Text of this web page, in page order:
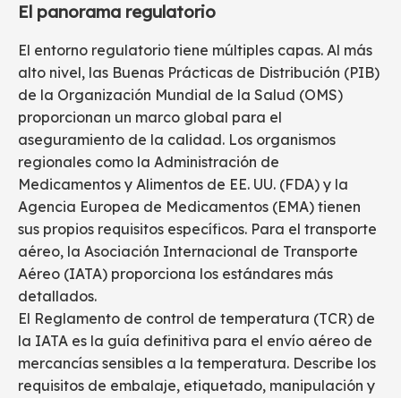
El panorama regulatorio
El entorno regulatorio tiene múltiples capas. Al más
alto nivel, las Buenas Prácticas de Distribución (PIB)
de la Organización Mundial de la Salud (OMS)
proporcionan un marco global para el
aseguramiento de la calidad. Los organismos
regionales como la Administración de
Medicamentos y Alimentos de EE. UU. (FDA) y la
Agencia Europea de Medicamentos (EMA) tienen
sus propios requisitos específicos. Para el transporte
aéreo, la Asociación Internacional de Transporte
Aéreo (IATA) proporciona los estándares más
detallados.
El Reglamento de control de temperatura (TCR) de
la IATA es la guía definitiva para el envío aéreo de
mercancías sensibles a la temperatura. Describe los
requisitos de embalaje, etiquetado, manipulación y